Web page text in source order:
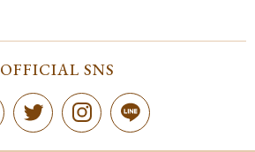
OFFICIAL SNS